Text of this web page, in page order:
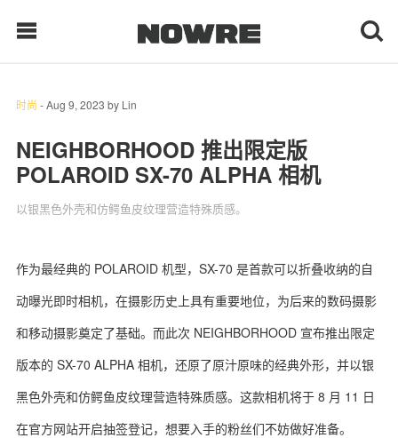
现客视点
时 尚
球 鞋
生 活
时尚 -Aug 9, 2023 by Lin
NEIGHBORHOOD 推出限定版
POLAROID SX-70 ALPHA 相机
以银黑色外壳和仿鳄鱼皮纹理营造特殊质感。
作为最经典的 POLAROID 机型，SX-70 是首款可以折叠收纳的自
动曝光即时相机，在摄影历史上具有重要地位，为后来的数码摄影
和移动摄影奠定了基础。而此次 NEIGHBORHOOD 宣布推出限定
版本的 SX-70 ALPHA 相机，还原了原汁原味的经典外形，并以银
黑色外壳和仿鳄鱼皮纹理营造特殊质感。这款相机将于 8 月 11 日
在官方网站开启抽签登记，想要入手的粉丝们不妨做好准备。